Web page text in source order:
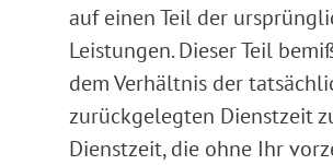
auf einen Teil der
Leistungen. Dieser Teil
dem Verhältnis der
zurückgelegten Dienstzeit
Dienstzeit, die ohne Ihr